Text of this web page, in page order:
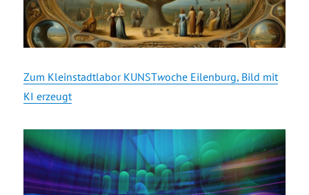
Zum Kleinstadtlabor KUNSTwoche Eilenburg, Bild mit
KI erzeugt